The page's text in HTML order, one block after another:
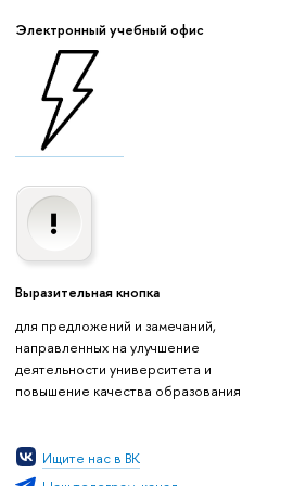
Электронный учебный офис
Выразительная кнопка
для предложений и замечаний,
направленных на улучшение
деятельности университета и
повышение качества образования
Ищите нас в ВК